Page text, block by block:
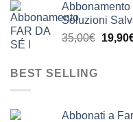
era:
Soluzioni
35,00€ Il
19,90
BEST SELLING
Abbonati a